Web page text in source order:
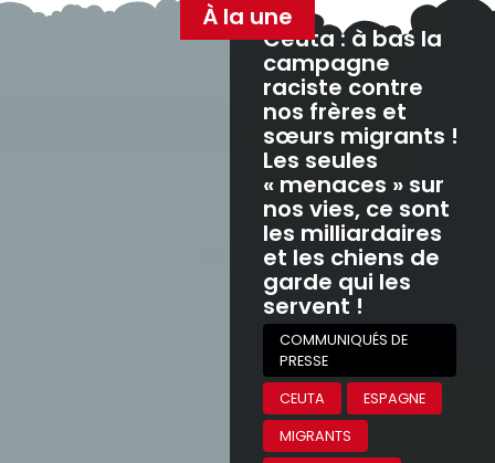
À la une
Ceuta : à bas la
campagne
raciste contre
nos frères et
sœurs migrants !
Les seules
« menaces » sur
nos vies, ce sont
les milliardaires
et les chiens de
garde qui les
servent !
COMMUNIQUÉS DE
PRESSE
CEUTA
ESPAGNE
MIGRANTS